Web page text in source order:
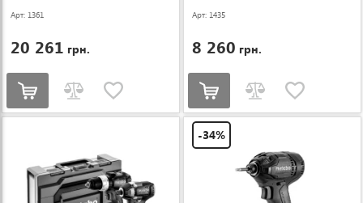
Арт: 1361
20 261 грн.
Арт: 1435
8 260 грн.
-34%